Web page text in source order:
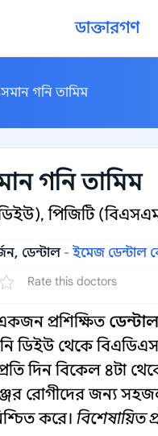
ডাক্তারগণ
গনি তামিম
গনি তামিম
পিজিটি
ডেন্টাল -ইমেজ ডেন্টাল
Rate this doctors
প্রশিক্ষিত
ডিইউ থেকে
দিন বিকেল ৪টা
রোগীদের জন্য
করে। বিশেষায়িত